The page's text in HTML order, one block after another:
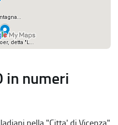
in numeri